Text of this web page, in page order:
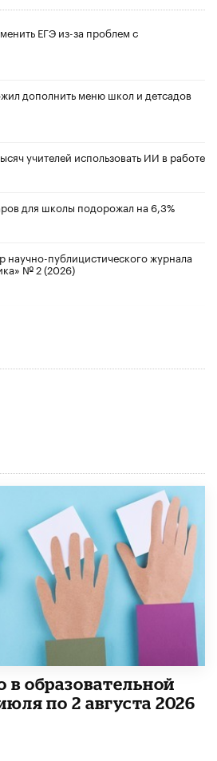
ЕГЭ из-за проблем с
дополнить меню школ и детсадов
учителей использовать ИИ в работе
для школы подорожал на 6,3%
научно-публицистического журнала
№ 2 (2026)
образовательной
по 2 августа 2026